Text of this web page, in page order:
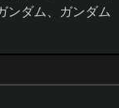
ンダム、ガンダム